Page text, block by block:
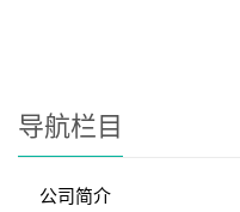
导航栏目
公司简介